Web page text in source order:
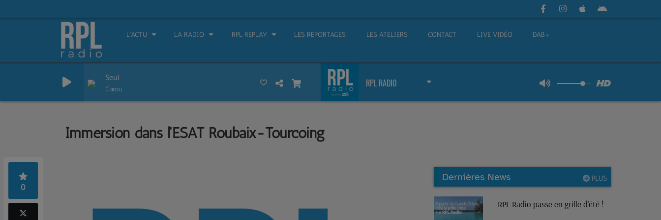
L'ACTU LA RADIO RPL REPLAY LES REPORTAGES LES ATELIERS CONTACT LIVE VIDÉO DAB+
Seul
Garou RPL RADIO
Immersion dans l'ESAT Roubaix-Tourcoing
0
PLUS
Dernières News
RPL Radio passe en grille d'été !